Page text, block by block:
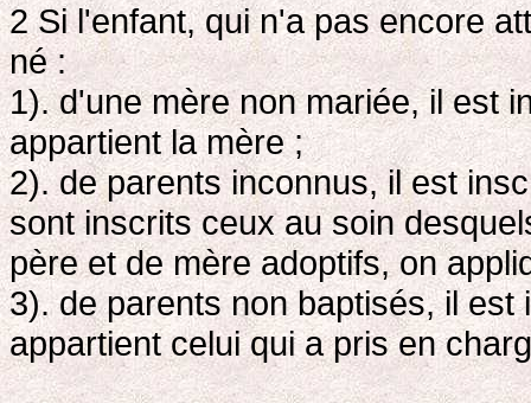
2 Si l'enfant, qui n'a pas encore
né :
1). d'une mère non mariée, il est
appartient la mère ;
2). de parents inconnus, il est
sont inscrits ceux au soin
père et de mère adoptifs, on
3). de parents non baptisés, il
appartient celui qui a pris en